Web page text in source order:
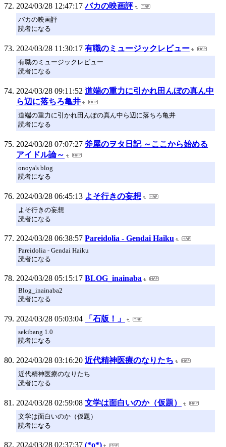
2024/03/28 12:47:17 バカの映画評
バカの映画評
読者になる
2024/03/28 11:30:17 有職のミュージックレビュー
有職のミュージックレビュー
読者になる
2024/03/28 09:11:52 道端の重力に引かれ田んぼの真ん中
ら辺に落ちろ亀井
道端の重力に引かれ田んぼの真ん中ら辺に落ちろ亀井
読者になる
2024/03/28 07:07:27 斧屋のヲタ日記 ～ここから始める
アイドル論～
onoya's blog
読者になる
2024/03/28 06:45:13 よそ行きの妄想
よそ行きの妄想
読者になる
2024/03/28 06:38:57 Pareidolia - Gendai Haiku
Pareidolia - Gendai Haiku
読者になる
2024/03/28 05:15:17 BLOG_inainaba
Blog_inainaba2
読者になる
2024/03/28 05:03:04 「石版！」
sekibang 1.0
読者になる
2024/03/28 03:16:20 近代精神医療のなりたち
近代精神医療のなりたち
読者になる
2024/03/28 02:59:08 文学は面白いのか（仮題）
文学は面白いのか（仮題）
読者になる
2024/03/28 02:37:37 (*o*)